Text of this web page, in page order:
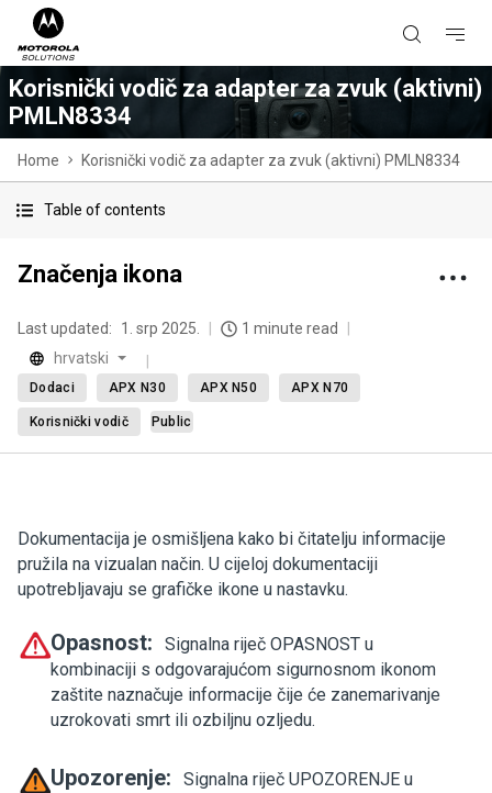
Korisnički vodič za adapter za zvuk (aktivni)
PMLN8334
Home Korisnički vodič za adapter za zvuk (aktivni) PMLN8334
Table of contents
Značenja ikona
Last updated: 1. srp 2025.
1 minute read
hrvatski
Dodaci APX N30 APX N50 APX N70
Korisnički vodič Public
Dokumentacija je osmišljena kako bi čitatelju informacije
pružila na vizualan način. U cijeloj dokumentaciji
upotrebljavaju se grafičke ikone u nastavku.
Opasnost:
Signalna riječ OPASNOST u
kombinaciji s odgovarajućom sigurnosnom ikonom
zaštite naznačuje informacije čije će zanemarivanje
uzrokovati smrt ili ozbiljnu ozljedu.
Upozorenje:
Signalna riječ UPOZORENJE u